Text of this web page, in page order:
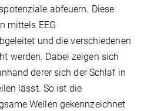
abfeuern. Diese
mittels EEG
und die verschiedenen
werden. Dabei zeigen sich
derer sich der Schlaf in
lässt. So ist die
Wellen gekennzeichnet